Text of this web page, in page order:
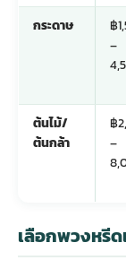
กระดาษ
฿
–
ต้นไม้/
ต้นกล้า
฿
–
เลือกพวงหรีด